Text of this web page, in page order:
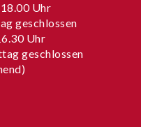
Uhr
geschlossen
Uhr
geschlossen